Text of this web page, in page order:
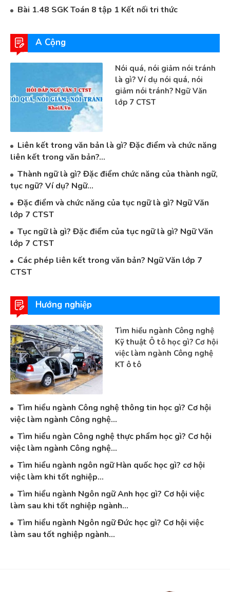
Bài 1.48 SGK Toán 8 tập 1 Kết nối tri thức
A Cộng
Nói quá, nói giảm nói tránh
là gì? Ví dụ nói quá, nói
giảm nói tránh? Ngữ Văn
lớp 7 CTST
Liên kết trong văn bản là gì? Đặc điểm và chức năng
liên kết trong văn bản?...
Thành ngữ là gì? Đặc điểm chức năng của thành ngữ,
tục ngữ? Ví dụ? Ngữ...
Đặc điểm và chức năng của tục ngữ là gì? Ngữ Văn
lớp 7 CTST
Tục ngữ là gì? Đặc điểm của tục ngữ là gì? Ngữ Văn
lớp 7 CTST
Các phép liên kết trong văn bản? Ngữ Văn lớp 7
CTST
Hướng nghiệp
Tìm hiểu ngành Công nghệ
Kỹ thuật Ô tô học gì? Cơ hội
việc làm ngành Công nghệ
KT ô tô
Tìm hiểu ngành Công nghệ thông tin học gì? Cơ hội
việc làm ngành Công nghệ...
Tìm hiểu ngàn Công nghệ thực phẩm học gì? Cơ hội
việc làm ngành Công nghệ...
Tìm hiểu ngành ngôn ngữ Hàn quốc học gì? cơ hội
việc làm khi tốt nghiệp...
Tìm hiểu ngành Ngôn ngữ Anh học gì? Cơ hội việc
làm sau khi tốt nghiệp ngành...
Tìm hiểu ngành Ngôn ngữ Đức học gì? Cơ hội việc
làm sau tốt nghiệp ngành...